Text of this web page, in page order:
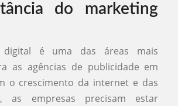
do marketing
digital é uma das áreas mais
as agências de publicidade em
o crescimento da internet e das
as empresas precisam estar